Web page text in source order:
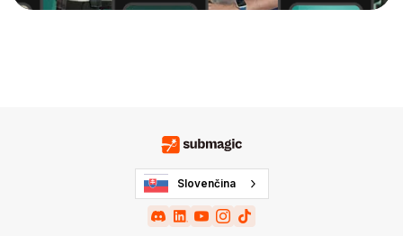
Slovenčina